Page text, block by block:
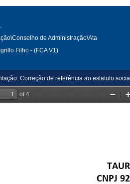
de Administração\Ata
Filho - (FCA V1)
Correção de referência ao estatuto